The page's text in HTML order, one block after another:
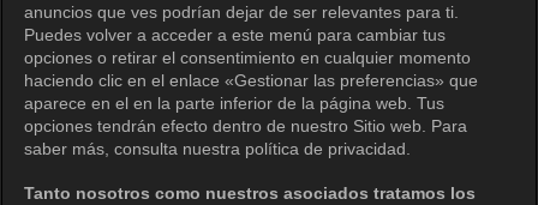
anuncios que ves podrían dejar de ser relevantes para ti.
Puedes volver a acceder a este menú para cambiar tus
opciones o retirar el consentimiento en cualquier momento
haciendo clic en el enlace «Gestionar las preferencias» que
aparece en el en la parte inferior de la página web. Tus
opciones tendrán efecto dentro de nuestro Sitio web. Para
saber más, consulta nuestra política de privacidad.
Tanto nosotros como nuestros asociados tratamos los